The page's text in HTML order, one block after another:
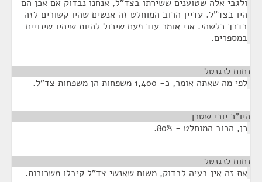
ולגבי אלה שטוענים ששירתו בצד"ל, אנחנו נבדוק אם אכן הם
היו בצד"ל. עדיין הרוב המוחלט זה אנשים שהיו קשורים לזה
בדרך כלשהי. אני אומר עוד פעם שיכול להיות שיהיו שינויים
במספרים.
נחום לנגנטל
לפי מה שאתה אומר, כ- 1,400 משפחות הן משפחות צד"ל.
היו"ר יורי שטרן
כן, הרוב המוחלט - 80%.
נחום לנגנטל
את זה אין בעיה לבדוק, משום שאנשי צד"ל קיבלו משכורות.